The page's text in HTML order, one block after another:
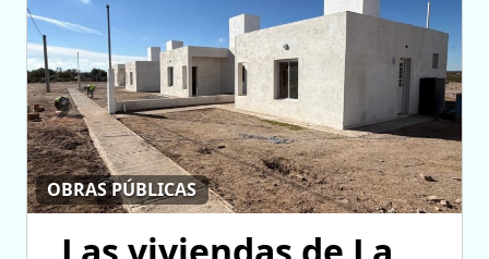
OBRAS PÚBLICAS